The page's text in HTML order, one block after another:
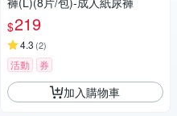
$219
4.3 (2)
活動 券
加入購物車